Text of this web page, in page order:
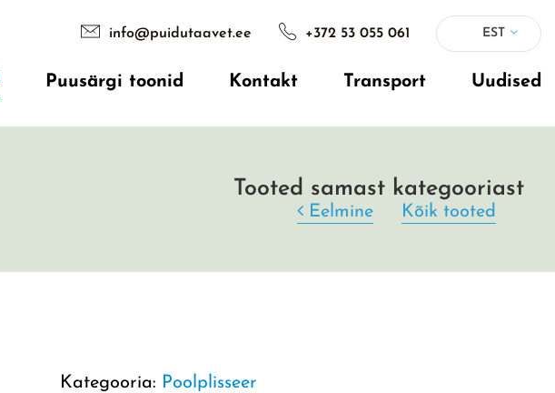
EST
info@puidutaavet.ee +372 53 055 061
Puusärgi toonid Kontakt Transport Uudised
Tooted samast kategooriast
Eelmine Kõik tooted
Kategooria: Poolplisseer